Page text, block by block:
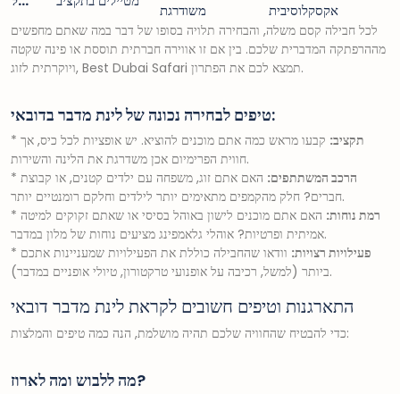
משודרגת
אקסקלוסיבית
לכל חבילה קסם משלה, והבחירה תלויה בסופו של דבר במה שאתם מחפשים
מההרפתקה המדברית שלכם. בין אם זו אווירה חברתית תוססת או פינה שקטה
ויוקרתית לזוג, Best Dubai Safari תמצא לכם את הפתרון.
טיפים לבחירה נכונה של לינת מדבר בדובאי:
* תקציב: קבעו מראש כמה אתם מוכנים להוציא. יש אופציות לכל כיס, אך
חווית הפרימיום אכן משדרגת את הלינה והשירות.
*
הרכב המשתתפים: האם אתם זוג, משפחה עם ילדים קטנים, או קבוצת
חברים? חלק מהקמפים מתאימים יותר לילדים וחלקם רומנטיים יותר.
*
רמת נוחות: האם אתם מוכנים לישון באוהל בסיסי או שאתם זקוקים למיטה
אמיתית ופרטיות? אוהלי גלאמפינג מציעים נוחות של מלון במדבר.
*
פעילויות רצויות: וודאו שהחבילה כוללת את הפעילויות שמעניינות אתכם
ביותר (למשל, רכיבה על אופנועי טרקטורון, טיולי אופניים במדבר).
התארגנות וטיפים חשובים לקראת לינת מדבר דובאי
כדי להבטיח שהחוויה שלכם תהיה מושלמת, הנה כמה טיפים והמלצות:
מה ללבוש ומה לארוז?